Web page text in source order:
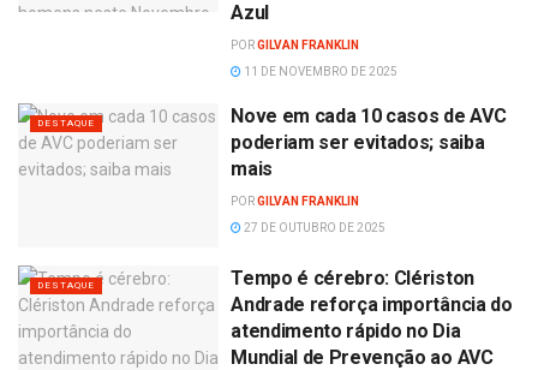
Azul
PORGILVAN FRANKLIN
11 DE NOVEMBRO DE 2025
DESTAQUE
Nove em cada 10 casos de AVC
poderiam ser evitados; saiba
mais
PORGILVAN FRANKLIN
27 DE OUTUBRO DE 2025
DESTAQUE
Tempo é cérebro: Clériston
Andrade reforça importância do
atendimento rápido no Dia
Mundial de Prevenção ao AVC